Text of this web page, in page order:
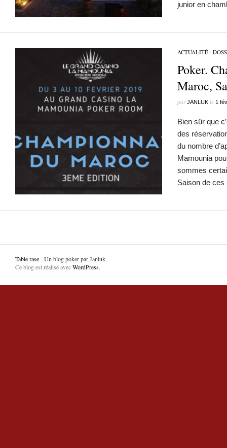
junior en
ACTUALITÉ /
Poker.
Maroc,
parJANLUK le 1
Bien sûr que
des
du nombre
Mamounia
sommes
Saison de
Table rase- Un blog poker par Janluk.
Ce blog est réalisé avecWordPress.